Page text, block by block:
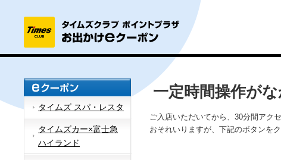
タイムズ スパ・レスタ
タイムズカー×富士急
ハイランド
一定時間操作が
ご入店いただいてから、30分間アク
おそれいりますが、下記のボタンを